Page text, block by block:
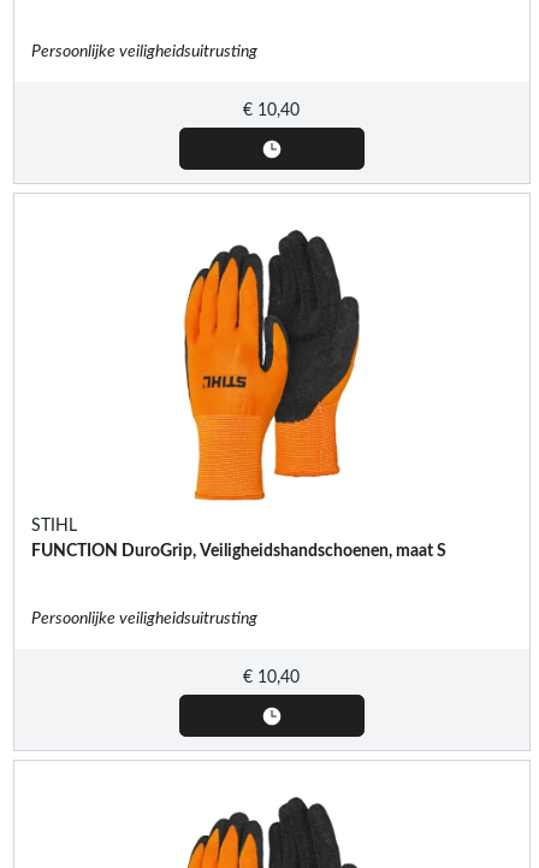
Persoonlijke veiligheidsuitrusting
€ 10,40
STIHL
FUNCTION DuroGrip, Veiligheidshandschoenen, maat S
Persoonlijke veiligheidsuitrusting
€ 10,40